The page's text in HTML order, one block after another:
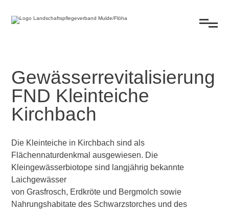
Gewässerrevitalisierung
FND Kleinteiche
Kirchbach
Die Kleinteiche in Kirchbach sind als
Flächennaturdenkmal ausgewiesen. Die
Kleingewässerbiotope sind langjährig bekannte
Laichgewässer
von Grasfrosch, Erdkröte und Bergmolch sowie
Nahrungshabitate des Schwarzstorches und des